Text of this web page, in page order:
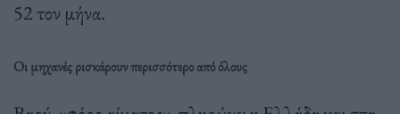
52 τον μήνα.
Οι μηχανές ρισκάρουν περισσότερο από όλους